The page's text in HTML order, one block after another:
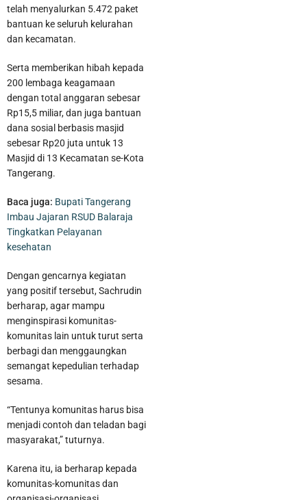
Sekolah Rakyat di Curug Tangerang
telah menyalurkan 5.472 paket
bantuan ke seluruh kelurahan
dan kecamatan.
Serta memberikan hibah kepada
200 lembaga keagamaan
dengan total anggaran sebesar
Rp15,5 miliar, dan juga bantuan
dana sosial berbasis masjid
sebesar Rp20 juta untuk 13
Masjid di 13 Kecamatan se-Kota
Tangerang.
Baca juga: Bupati Tangerang
Imbau Jajaran RSUD Balaraja
Tingkatkan Pelayanan
kesehatan
Dengan gencarnya kegiatan
yang positif tersebut, Sachrudin
berharap, agar mampu
menginspirasi komunitas-
komunitas lain untuk turut serta
berbagi dan menggaungkan
semangat kepedulian terhadap
sesama.
“Tentunya komunitas harus bisa
menjadi contoh dan teladan bagi
masyarakat,” tuturnya.
Karena itu, ia berharap kepada
komunitas-komunitas dan